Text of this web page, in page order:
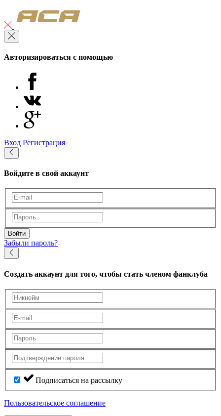
Авторизироваться с помощью
Вход Регистрация
Войдите в свой аккаунт
Войти
Забыли пароль?
Создать аккаунт для того, чтобы стать членом фанклуба
Подписаться на рассылку
Пользовательское соглашение